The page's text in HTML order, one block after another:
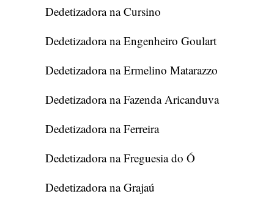
Dedetizadora na Cursino
Dedetizadora na Engenheiro Goulart
Dedetizadora na Ermelino Matarazzo
Dedetizadora na Fazenda Aricanduva
Dedetizadora na Ferreira
Dedetizadora na Freguesia do Ó
Dedetizadora na Grajaú